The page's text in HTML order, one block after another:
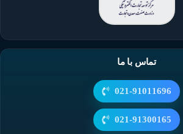
تماس با ما
021-91011696
021-91300165